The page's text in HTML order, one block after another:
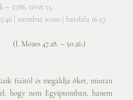
– 5786. tévét 13.
| szombat 10:00 | havdala 16.57
(I. Mózes 47.28. – 50.26.)
fiaitól és megáldja őket, miután
hogy nem Egyiptomban, hanem